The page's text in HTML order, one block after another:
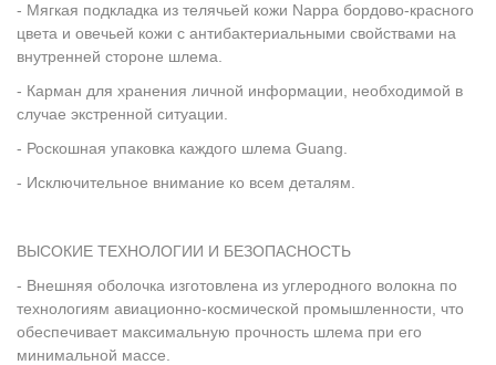
- Мягкая подкладка из телячьей кожи Nappa бордово-красного
цвета и овечьей кожи с антибактериальными свойствами на
внутренней стороне шлема.
- Карман для хранения личной информации, необходимой в
случае экстренной ситуации.
- Роскошная упаковка каждого шлема Guang.
- Исключительное внимание ко всем деталям.
ВЫСОКИЕ ТЕХНОЛОГИИ И БЕЗОПАСНОСТЬ
- Внешняя оболочка изготовлена из углеродного волокна по
технологиям авиационно-космической промышленности, что
обеспечивает максимальную прочность шлема при его
минимальной массе.